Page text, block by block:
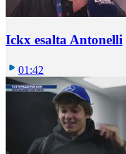
Ickx esalta Antonelli
01:42